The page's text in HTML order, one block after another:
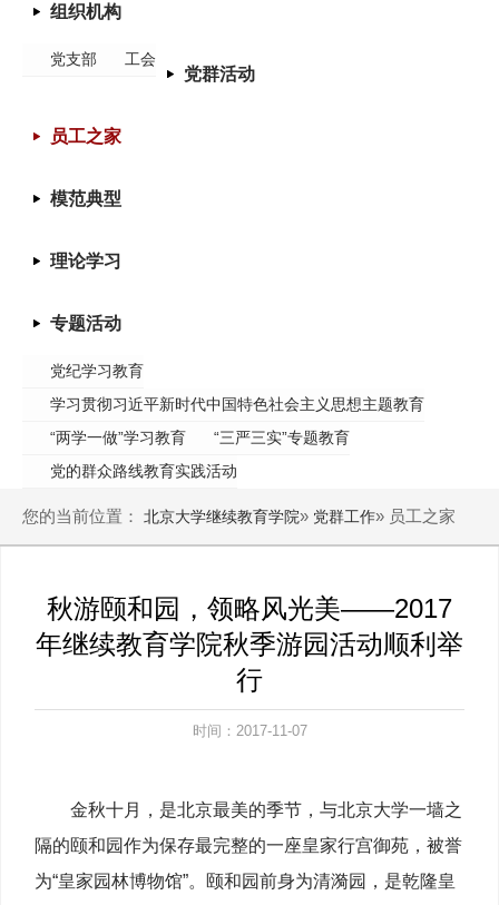
组织机构
党支部 工会
党群活动
员工之家
模范典型
理论学习
专题活动
党纪学习教育
学习贯彻习近平新时代中国特色社会主义思想主题教育
“两学一做”学习教育
“三严三实”专题教育
党的群众路线教育实践活动
您的当前位置： 北京大学继续教育学院» 党群工作» 员工之家
秋游颐和园，领略风光美——2017
年继续教育学院秋季游园活动顺利举
行
时间：2017-11-07
金秋十月，是北京最美的季节，与北京大学一墙之
隔的颐和园作为保存最完整的一座皇家行宫御苑，被誉
为“皇家园林博物馆”。颐和园前身为清漪园，是乾隆皇